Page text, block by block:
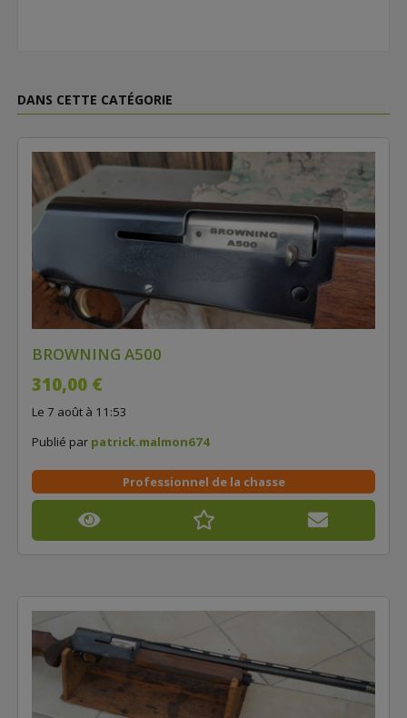
DANS CETTE CATÉGORIE
BROWNING A500
310,00 €
Le 7 août à 11:53
Publié par patrick.malmon674
Professionnel de la chasse